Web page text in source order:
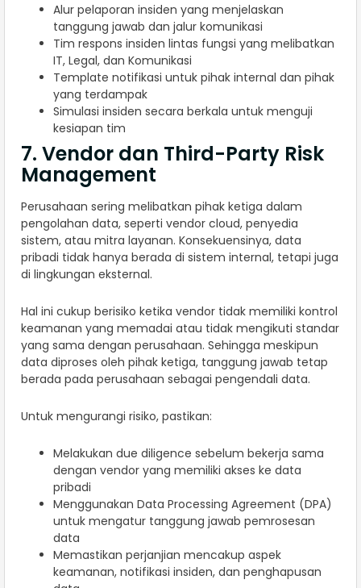
Alur pelaporan insiden yang menjelaskan
tanggung jawab dan jalur komunikasi
Tim respons insiden lintas fungsi yang melibatkan
IT, Legal, dan Komunikasi
Template notifikasi untuk pihak internal dan pihak
yang terdampak
Simulasi insiden secara berkala untuk menguji
kesiapan tim
7. Vendor dan Third-Party Risk
Management
Perusahaan sering melibatkan pihak ketiga dalam
pengolahan data, seperti vendor cloud, penyedia
sistem, atau mitra layanan. Konsekuensinya, data
pribadi tidak hanya berada di sistem internal, tetapi juga
di lingkungan eksternal.
Hal ini cukup berisiko ketika vendor tidak memiliki kontrol
keamanan yang memadai atau tidak mengikuti standar
yang sama dengan perusahaan. Sehingga meskipun
data diproses oleh pihak ketiga, tanggung jawab tetap
berada pada perusahaan sebagai pengendali data.
Untuk mengurangi risiko, pastikan:
Melakukan due diligence sebelum bekerja sama
dengan vendor yang memiliki akses ke data
pribadi
Menggunakan Data Processing Agreement (DPA)
untuk mengatur tanggung jawab pemrosesan
data
Memastikan perjanjian mencakup aspek
keamanan, notifikasi insiden, dan penghapusan